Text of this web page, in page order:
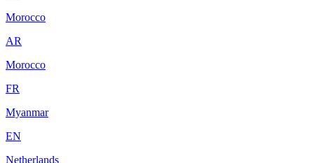
Morocco
AR
Morocco
FR
Myanmar
EN
Netherlands